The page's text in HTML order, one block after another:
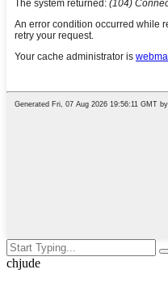
chjude